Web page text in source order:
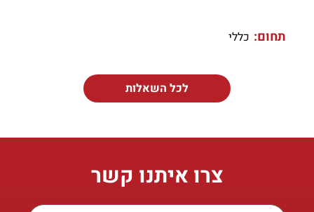
תחום: כללי
לכל השאלות
צרו איתנו קשר